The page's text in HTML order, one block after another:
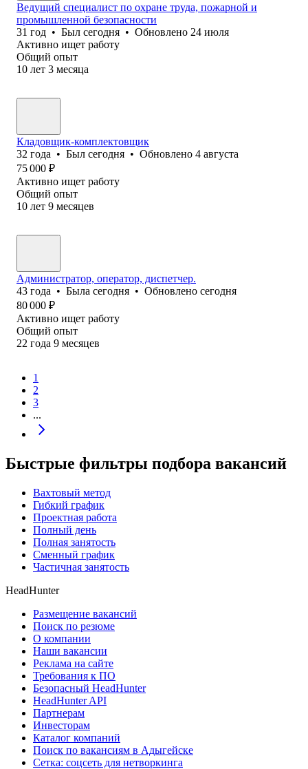
Ведущий специалист по охране труда, пожарной и
промышленной безопасности
31 год • Был сегодня • Обновлено 24 июля
Активно ищет работу
Общий опыт
10 лет 3 месяца
Кладовщик-комплектовщик
32 года • Был сегодня • Обновлено 4 августа
75 000 ₽
Активно ищет работу
Общий опыт
10 лет 9 месяцев
Администратор, оператор, диспетчер.
43 года • Была сегодня • Обновлено сегодня
80 000 ₽
Активно ищет работу
Общий опыт
22 года 9 месяцев
1
2
3
...
Быстрые фильтры подбора вакансий
Вахтовый метод
Гибкий график
Проектная работа
Полный день
Полная занятость
Сменный график
Частичная занятость
HeadHunter
Размещение вакансий
Поиск по резюме
О компании
Наши вакансии
Реклама на сайте
Требования к ПО
Безопасный HeadHunter
HeadHunter API
Партнерам
Инвесторам
Каталог компаний
Поиск по вакансиям в Адыгейске
Сетка: соцсеть для нетворкинга